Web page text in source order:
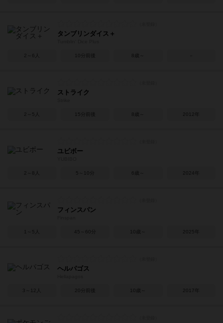
タンブリンダイス＋
2～6人 10分前後 8歳～
ストライク
2～5人 15分前後 8歳～ 2012年
ユビボー
2～8人 5～10分 6歳～ 2024年
フィンスパン
1～5人 45～60分 10歳～ 2025年
ヘルパゴス
3～12人 20分前後 10歳～ 2017年